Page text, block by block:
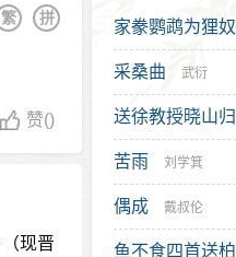
拼
繁
赞()
现晋
家豢鹦鹉为狸
呈同志期有以慰
采桑曲 武衍
送徐教授晓山
苦雨 刘学箕
偶成 戴叔伦
鱼不食四首送